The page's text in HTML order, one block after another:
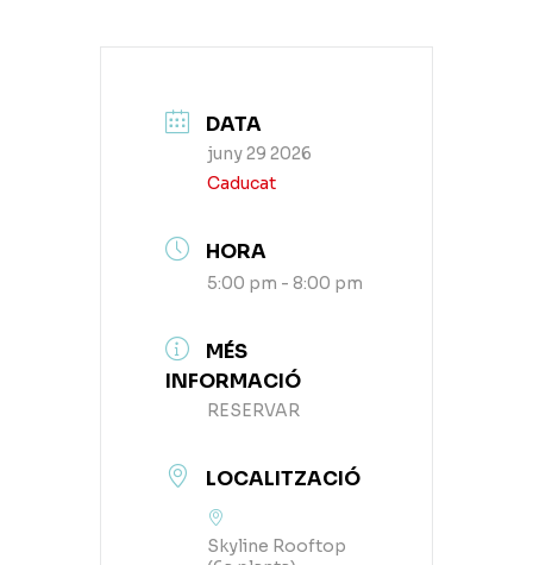
DATA
juny 29 2026
Caducat
HORA
5:00 pm - 8:00 pm
MÉS
INFORMACIÓ
RESERVAR
LOCALITZACIÓ
Skyline Rooftop